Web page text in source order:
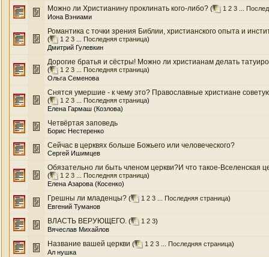
Можно ли Христианину проклинать кого-либо? ( 1 2 3
Иона Вэниами
Романтика с точки зрения Библии, христианского опыта и
( 1 2 3 Последняя страница)
Дмитрий Гулевкин
Дорогие братья и сёстры! Можно ли христианам делать
( 1 2 3 Последняя страница)
Ольга Семенова
Снятся умершие - к чему это? Православные христиане
( 1 2 3 Последняя страница)
Елена Гармаш (Козлова)
Четвёртая заповедь
Борис Нестеренко
Сейчас в церквях больше Божьего или человеческого?
Сергей Ишимцев
Обязательно ли быть членом церкви?И что такое-Вселенская
( 1 2 3 Последняя страница)
Елена Азарова (Косенко)
Грешны ли младенцы? ( 1 2 3 Последняя страница)
Евгений Туманов
ВЛАСТЬ ВЕРУЮЩЕГО. ( 1 2 3)
Вячеслав Михайлов
Название вашей церкви ( 1 2 3 Последняя страница)
Ал нушка